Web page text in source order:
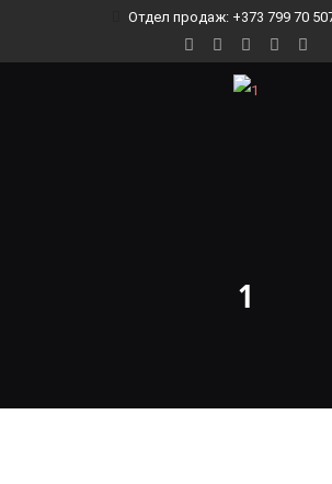
Отдел продаж: +373 799 70
1